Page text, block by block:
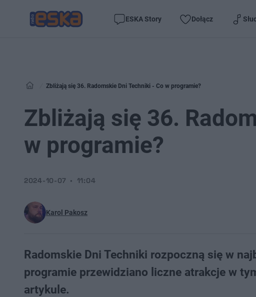
ESKA Story Dołącz
Zbliżają się 36. Radomskie Dni Techniki - Co w programie?
Zbliżają się 36.
w programie?
Karol Pakosz
2024-10-07 11:04
Radomskie Dni Techniki rozpoczną się w
programie przewidziano liczne atrakcje w
artykule.